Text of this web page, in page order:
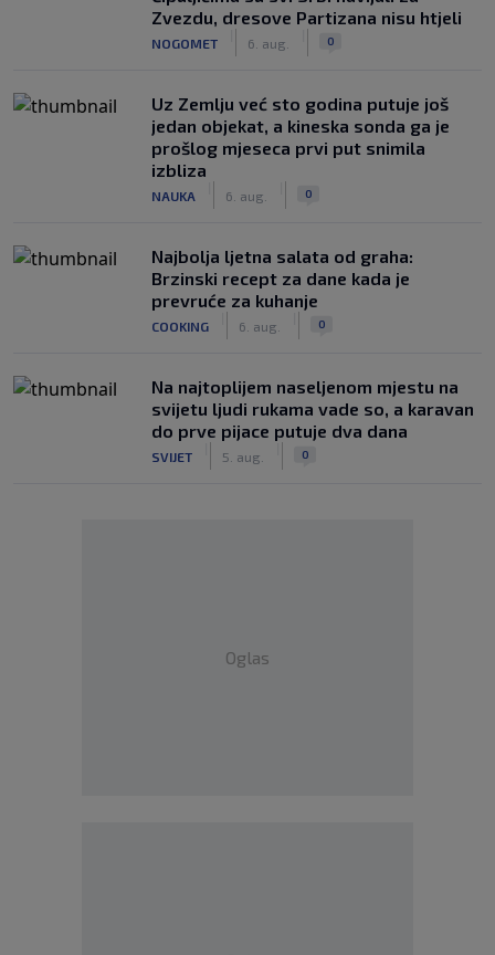
Zvezdu, dresove Partizana nisu htjeli
NOGOMET 6. aug. 0
Uz Zemlju već sto godina putuje još
jedan objekat, a kineska sonda ga je
prošlog mjeseca prvi put snimila
izbliza
NAUKA 6. aug. 0
Najbolja ljetna salata od graha:
Brzinski recept za dane kada je
prevruće za kuhanje
COOKING 6. aug. 0
Na najtoplijem naseljenom mjestu na
svijetu ljudi rukama vade so, a karavan
do prve pijace putuje dva dana
SVIJET 5. aug. 0
Oglas